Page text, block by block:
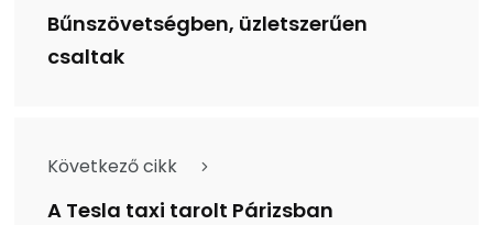
Bűnszövetségben, üzletszerűen
csaltak
Következő cikk
A Tesla taxi tarolt Párizsban